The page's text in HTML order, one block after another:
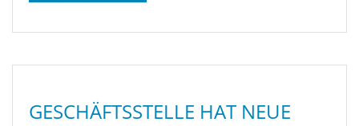
GESCHÄFTSSTELLE HAT NEUE